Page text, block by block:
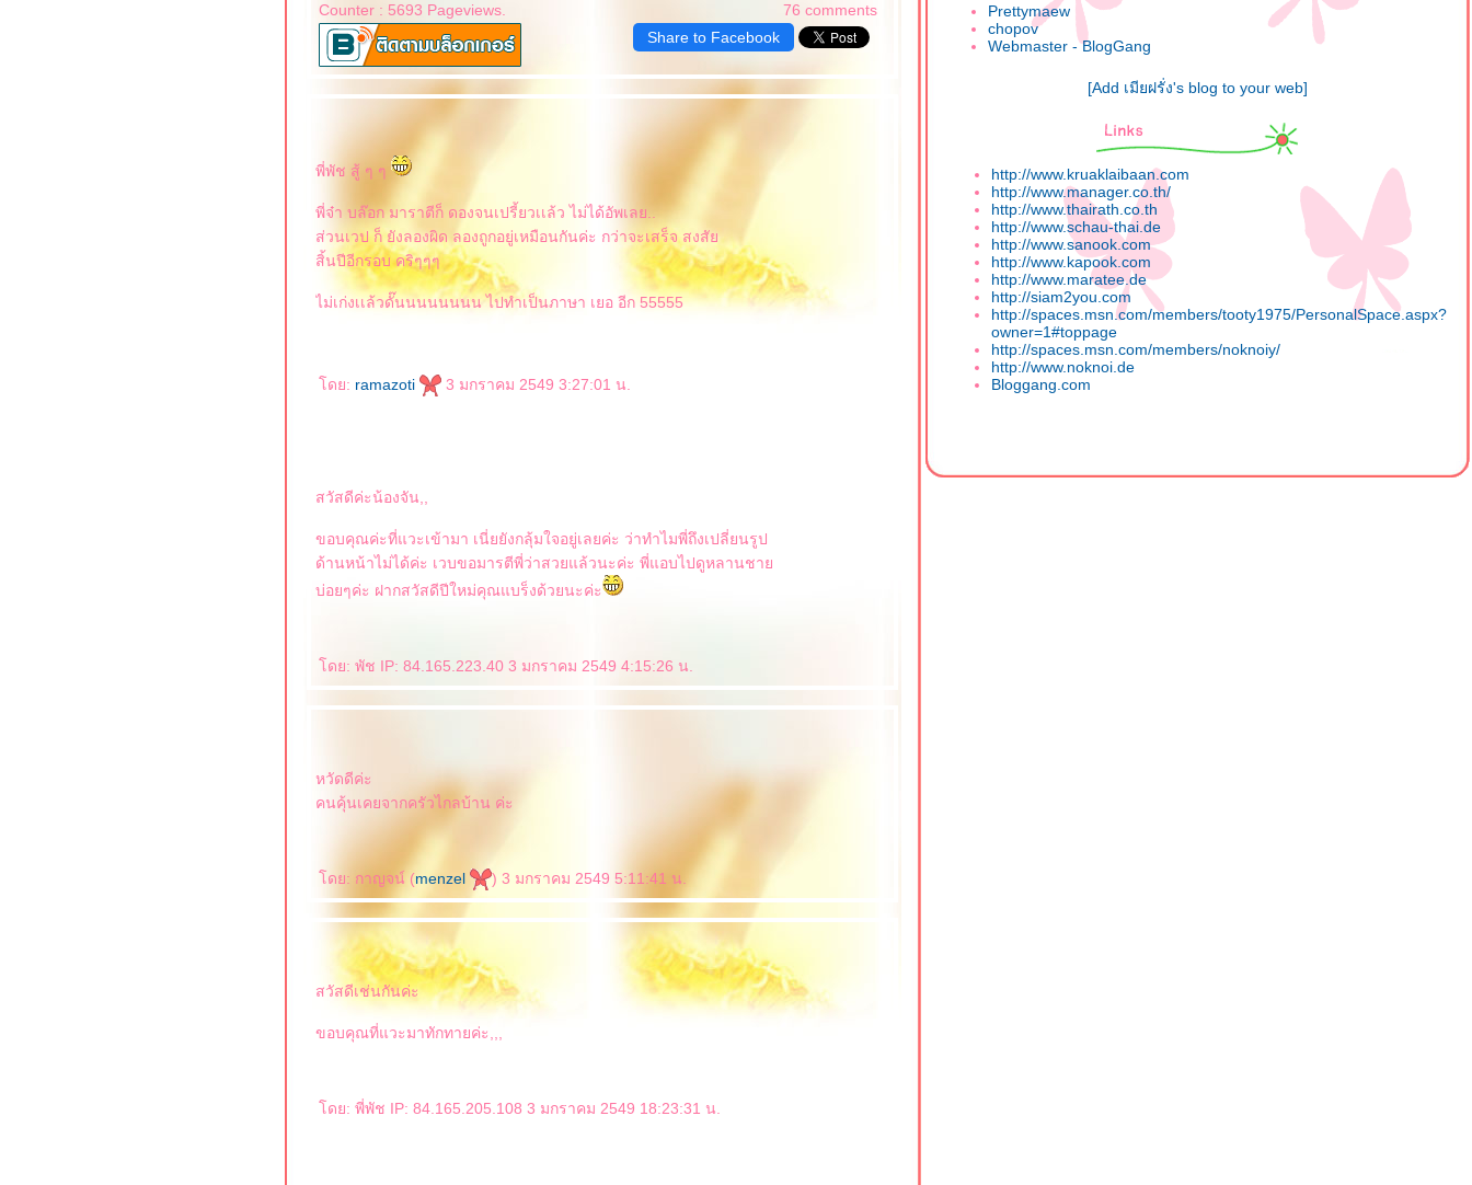
76 comments
Counter : 5693 Pageviews.
Share to Facebook
พี่พัช สู้ ๆ ๆ
พี่จ๋า บล๊อก มาราตีก็ ดองจนเปรี้ยวเเล้ว ไม่ได้อัพเลย..
ส่วนเวป ก็ ยังลองผิด ลองถูกอยู่เหมือนกันค่ะ กว่าจะเสร็จ สงสั
สิ้นปีอีกรอบ คริๆๆๆ
ไม่เก่งเเล้วดั๊นนนนนนนน ไปทำเป็นภาษา เยอ อีก 55555
ดย: ramazoti 3 มกราคม 2549 3:27:01 น.
สวัสดีค่ะน้องจัน,,
ขอบคุณค่ะที่แวะเข้ามา เนี่ยยังกลุ้มใจอยู่เลยค่ะ ว่าทำไมพี่ถึงเปลี่ยนรูป
ด้านหน้าไม่ได้ค่ะ เวบขอมารตีพี่ว่าสวยแล้วนะค่ะ พี่แอบไปดูหลานชา
บ่อยๆค่ะ ฝากสวัสดีปีใหม่คุณแบร็งด้วยนะค่ะ
ดย: พัช IP: 84.165.223.40 3 มกราคม 2549 4:15:26 น.
หวัดดีค่ะ
คนคุ้นเคยจากครัวไกลบ้าน ค่ะ
ดย: กาญจน์ (menzel ) 3 มกราคม 2549 5:11:41 น.
สวัสดีเช่นกันค่ะ
ขอบคุณที่แวะมาทักทายค่ะ,,,
ดย: พี่พัช IP: 84.165.205.108 3 มกราคม 2549 18:23:31 น.
Prettymaew
chopov
Webmaster - BlogGang
[Add เมียฝรั่ง's blog to your web]
http://www.kruaklaibaan.com
http://www.manager.co.th/
http://www.thairath.co.th
http://www.schau-thai.de
http://www.sanook.com
http://www.kapook.com
http://www.maratee.de
http://siam2you.com
http://spaces.msn.com/members/tooty1975/PersonalSpace.aspx?
owner=1#toppage
http://spaces.msn.com/members/noknoiy/
http://www.noknoi.de
Bloggang.com